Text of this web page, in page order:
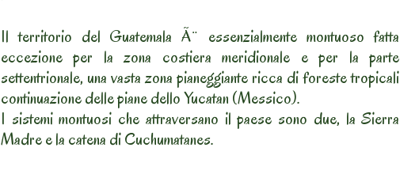
Il territorio del Guatemala Ã¨ essenzialmente montuoso fatta
eccezione per la zona costiera meridionale e per la parte
settentrionale, una vasta zona pianeggiante ricca di foreste tropicali
continuazione delle piane dello Yucatan (Messico).
I sistemi montuosi che attraversano il paese sono due, la Sierra
Madre e la catena di Cuchumatanes.